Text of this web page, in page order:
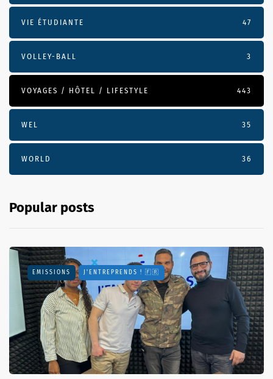
VIE ÉTUDIANTE 47
VOLLEY-BALL 3
VOYAGES / HÔTEL / LIFESTYLE 443
WEL 35
WORLD 36
Popular posts
EMISSIONS J'ENTREPRENDS ! 🇫🇷